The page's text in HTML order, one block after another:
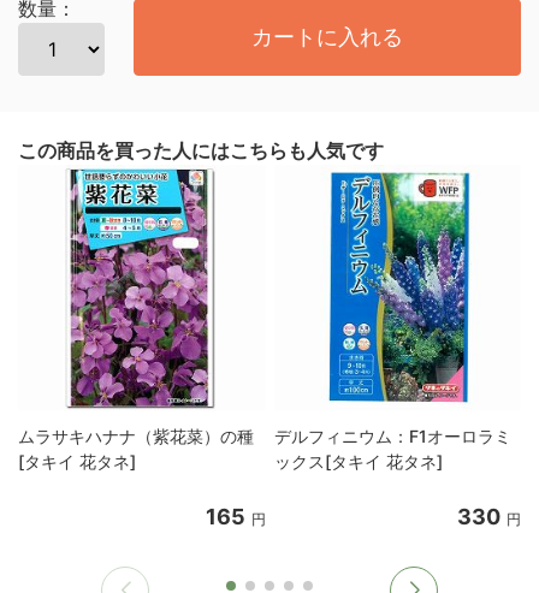
数量：
カートに入れる
この商品を買った人にはこちらも人気です
ムラサキハナナ（紫花菜）の種
[タキイ 花タネ]
165 円
デルフィニウム：F1オーロラミ
ックス[タキイ 花タネ]
330 円